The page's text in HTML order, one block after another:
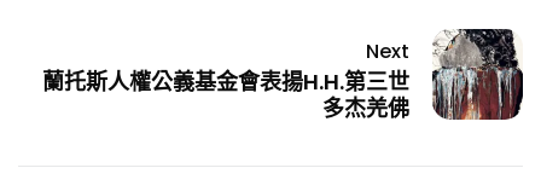
Next
蘭托斯人權公義基金會表揚H.H.第三世
多杰羌佛